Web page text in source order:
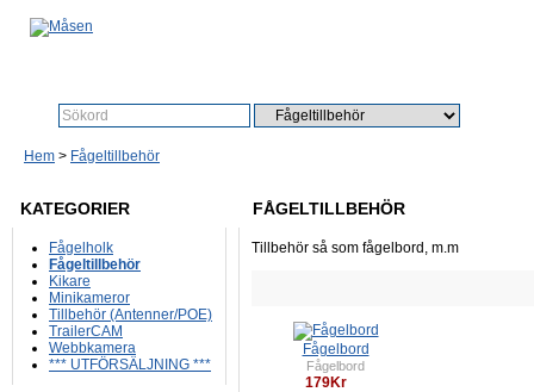
Hem > Fågeltillbehör
KATEGORIER
Fågelholk
Fågeltillbehör
Kikare
Minikameror
Tillbehör (Antenner/POE)
TrailerCAM
Webbkamera
*** UTFÖRSÄLJNING ***
FÅGELTILLBEHÖR
Tillbehör så som fågelbord, m.m
Fågelbord
Fågelbord
179Kr